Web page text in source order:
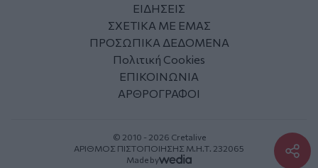
ΕΙΔΗΣΕΙΣ
ΣΧΕΤΙΚΑ ΜΕ ΕΜΑΣ
ΠΡΟΣΩΠΙΚΑ ΔΕΔΟΜΕΝΑ
Πολιτική Cookies
ΕΠΙΚΟΙΝΩΝΙΑ
ΑΡΘΡΟΓΡΑΦΟΙ
© 2010 - 2026 Cretalive
ΑΡΙΘΜΟΣ ΠΙΣΤΟΠΟΙΗΣΗΣ Μ.Η.Τ. 232065
Made by